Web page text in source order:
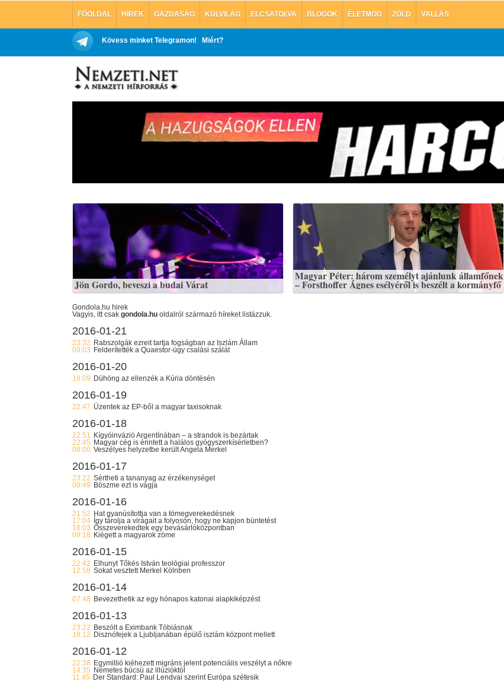
FŐOLDAL HÍREK GAZDASÁG KÜLVILÁG ELCSATOLVA BLOGOK ÉLETMÓD ZÖLD VALLÁS
Kövess minket Telegramon! Miért?
Jön Gordo, beveszi a budai Várat
Magyar Péter: három személyt ajánlunk államfőnek
– Forsthoffer Ágnes esélyéről is beszélt a kormányfő
Gondola.hu hirek
Vagyis, itt csak gondola.hu oldalról származó híreket listázzuk.
2016-01-21
23:32 Rabszolgák ezreit tartja fogságban az Iszlám Állam
09:03 Felderítették a Quaestor-ügy csalási szálát
2016-01-20
18:09 Dühöng az ellenzék a Kúria döntésén
2016-01-19
22:47 Üzentek az EP-ből a magyar taxisoknak
2016-01-18
22:51 Kígyóinvázió Argentínában – a strandok is bezártak
22:45 Magyar cég is érintett a halálos gyógyszerkísérletben?
08:00 Veszélyes helyzetbe került Angela Merkel
2016-01-17
23:22 Sértheti a tananyag az érzékenységet
09:49 Böszme ezt is vágja
2016-01-16
21:52 Hat gyanúsítottja van a tömegverekedésnek
17:04 Így tárolja a virágait a folyosón, hogy ne kapjon büntetést
16:03 Összeverekedtek egy bevásárlóközpontban
09:18 Kiégett a magyarok zöme
2016-01-15
22:42 Elhunyt Tőkés István teológiai professzor
12:58 Sokat vesztett Merkel Kölnben
2016-01-14
07:48 Bevezethetik az egy hónapos katonai alapkiképzést
2016-01-13
23:22 Beszólt a Eximbank Tóbiásnak
18:12 Disznófejek a Ljubljanában épülő iszlám központ mellett
2016-01-12
22:38 Egymillió kiéhezett migráns jelent potenciális veszélyt a nőkre
14:35 Németes búcsú az illúzióktól
11:45 Der Standard: Paul Lendvai szerint Európa szétesik